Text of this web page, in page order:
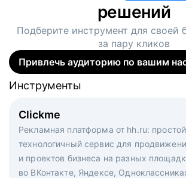
решений
Подберите инструмент для своей
за пару кликов
Привлечь аудиторию по вашим
Clickme
Рекламная платформа от hh.ru: простой
технологичный сервис для
и проектов бизнеса на разных
во ВКонтакте, Яндексе,
Инструменты
Вакансия дня
Рекламный формат для вакансий на
hh.ru. Увеличивает количество
Инструменты
Массовый подбор под ключ. Решите,
кандидатов и когда вам нужно, и за
маркетологи, рекрутеры и
hh.ru с целым набором digital-
Инструменты